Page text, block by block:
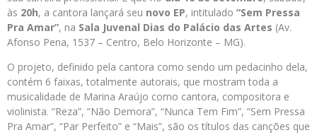
às 20h, a cantora lançará seu novo EP, intitulado “Sem Pressa
Pra Amar”, na Sala Juvenal Dias do Palácio das Artes (Av.
Afonso Pena, 1537 – Centro, Belo Horizonte – MG).
O projeto, definido pela cantora como sendo um pedacinho dela,
contém 6 faixas, totalmente autorais, que mostram toda a
musicalidade de Marina Araújo como cantora, compositora e
violinista. “Reza”, “Não Demora”, “Nunca Tem Fim”, “Sem Pressa
Pra Amar”, “Par Perfeito” e “Mais”, são os títulos das canções que